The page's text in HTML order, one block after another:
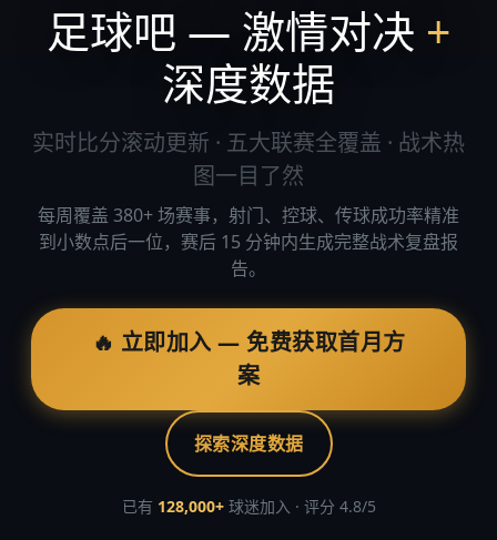
足球吧 — 激情对决 +
深度数据
实时比分滚动更新 · 五大联赛全覆盖 · 战术热
图一目了然
每周覆盖 380+ 场赛事，射门、控球、传球成功率精准
到小数点后一位，赛后 15 分钟内生成完整战术复盘报
告。
🔥 立即加入 — 免费获取首月方
案
探索深度数据
已有 128,000+球迷加入 · 评分 4.8/5